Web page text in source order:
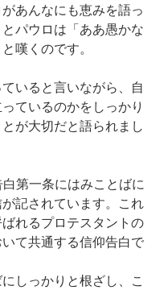
あんなにも恵みを語っ
パウロは「ああ愚かな
嘆くのです。
いると言いながら、自
ているのかをしっかり
が大切だと語られまし
白第一条にはみことばに
記されています。これ
れるプロテスタントの
て共通する信仰告白で
しっかりと根ざし、こ